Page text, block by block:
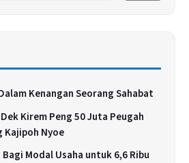
Kenangan Seorang Sahabat
Kirem Peng 50 Juta Peugah
Kajipoh Nyoe
Modal Usaha untuk 6,6 Ribu